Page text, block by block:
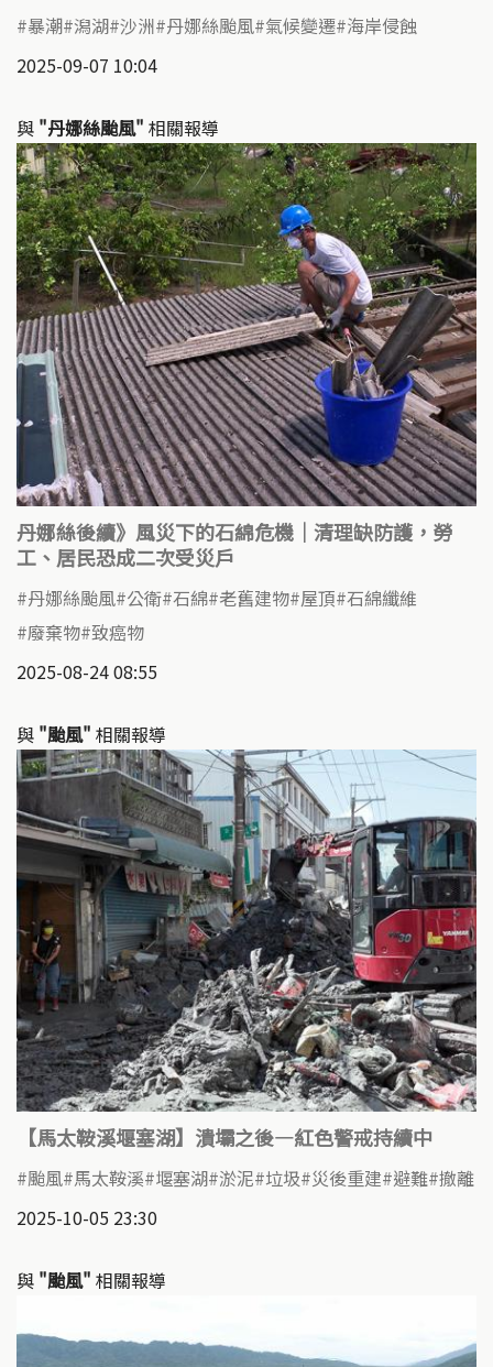
暴潮 潟湖 沙洲 丹娜絲颱風 氣候變遷 海岸侵蝕
2025-09-07 10:04
與 "丹娜絲颱風" 相關報導
丹娜絲後續》風災下的石綿危機｜清理缺防護，勞
工、居民恐成二次受災戶
丹娜絲颱風 公衛 石綿 老舊建物 屋頂 石綿纖維
廢棄物 致癌物
2025-08-24 08:55
與 "颱風" 相關報導
【馬太鞍溪堰塞湖】潰壩之後—紅色警戒持續中
颱風 馬太鞍溪 堰塞湖 淤泥 垃圾 災後重建 避難 撤離
2025-10-05 23:30
與 "颱風" 相關報導